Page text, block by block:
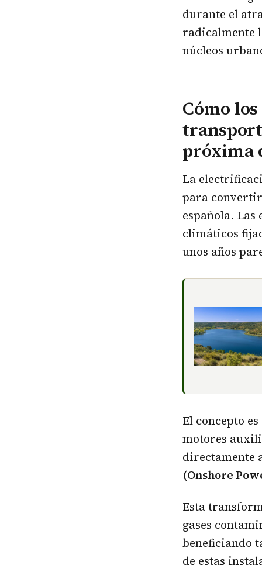
durante el
radicalmente
núcleos
Cómo
próxima
La
para
española.
climáticos
unos años
El concepto
motores
directamente
(Onshore
Esta
gases
beneficiando
de estas